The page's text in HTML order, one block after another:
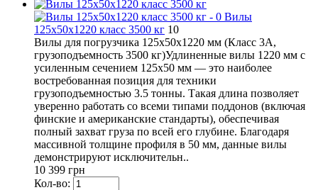
Вилы
125х50х1220 класс 3500 кг 10
Вилы для погрузчика 125х50х1220 мм (Класс 3А,
грузоподъемность 3500 кг)Удлиненные вилы 1220 мм с
усиленным сечением 125х50 мм — это наиболее
востребованная позиция для техники
грузоподъемностью 3.5 тонны. Такая длина позволяет
уверенно работать со всеми типами поддонов (включая
финские и американские стандарты), обеспечивая
полный захват груза по всей его глубине. Благодаря
массивной толщине профиля в 50 мм, данные вилы
демонстрируют исключительн..
10 399 грн
Кол-во: